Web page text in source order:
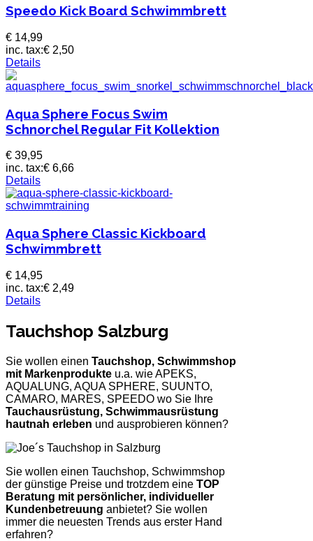
Speedo Kick Board Schwimmbrett
€ 14,99
inc. tax:€ 2,50
Details
Aqua Sphere Focus Swim
Schnorchel Regular Fit Kollektion
€ 39,95
inc. tax:€ 6,66
Details
Aqua Sphere Classic Kickboard
Schwimmbrett
€ 14,95
inc. tax:€ 2,49
Details
Tauchshop Salzburg
Sie wollen einen Tauchshop, Schwimmshop
mit Markenprodukte u.a. wie APEKS,
AQUALUNG, AQUA SPHERE, SUUNTO,
CAMARO, MARES, SPEEDO wo Sie Ihre
Tauchausrüstung, Schwimmausrüstung
hautnah erleben und ausprobieren können?
Sie wollen einen Tauchshop, Schwimmshop
der günstige Preise und trotzdem eine TOP
Beratung mit persönlicher, individueller
Kundenbetreuung anbietet? Sie wollen
immer die neuesten Trends aus erster Hand
erfahren?